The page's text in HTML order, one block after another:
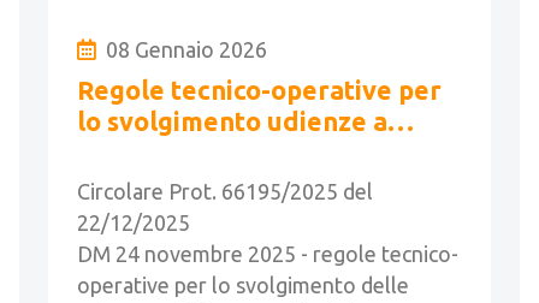
08 Gennaio 2026
Regole tecnico-operative per
lo svolgimento udienze a
Circolare Prot. 66195/2025 del
22/12/2025
DM 24 novembre 2025 - regole tecnico-
operative per lo svolgimento delle